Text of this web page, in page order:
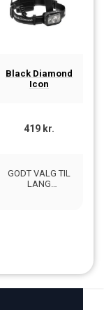
Black Diamond
Icon
419 kr.
GODT VALG TIL
LANG